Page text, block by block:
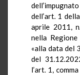
dell’art. 1
aprile 2011,
nella
«alla data del
del
l’art. 1,